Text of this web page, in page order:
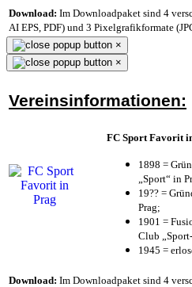
Download: Im Downloadpaket sind 4
AI EPS, PDF) und 3 Pixelgrafikformate
×
×
Vereinsinformationen:
FC Sport Favorit
1898 =
„Sport“ in
19?? =
Prag;
1901 =
Club
1945 =
Download: Im Downloadpaket sind 4